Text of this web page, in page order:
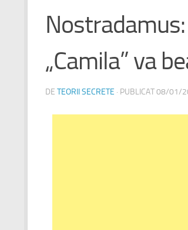
„Camila” va
DE TEORII SECRETE · PUBLICAT08/01/